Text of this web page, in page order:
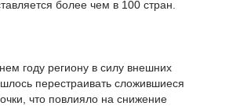
более чем в 100 стран.
году региону в силу внешних
перестраивать сложившиеся
что повлияло на снижение